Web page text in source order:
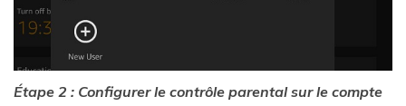
Étape 2 : Configurer le contrôle parental sur le compte